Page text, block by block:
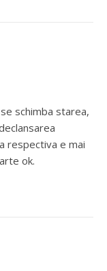
schimba starea,
respectiva e mai
ok.